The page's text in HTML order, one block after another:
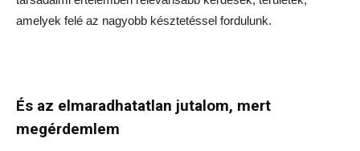
amelyek felé az nagyobb késztetéssel fordulunk.
És az elmaradhatatlan jutalom, mert
megérdemlem